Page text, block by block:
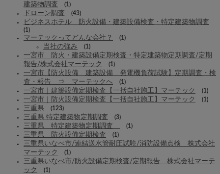
建築物調査
(1)
ドローン調査 (43)
ビジネスホテル 防火設備・建築設備検査・特定建築物調査
(1)
マーテックってどんな会社？ (1)
当社の強み (1)
一宮市 防火・建築設備定期検査・特定建築物定期調査/定期
報告/株式会社マーテック
(1)
一宮市【防火設備 建築設備 発電機負荷試験】定期調査・検
査・報告 ⇒ マーテックへ
(1)
一宮市｜建築設備定期検査【一括自社施工】マーテック (1)
一宮市｜防火設備定期検査【一括自社施工】マーテック (1)
三重県 (123)
三重県 特定建築物定期調査 (3)
三重県 特定建築物定期調査 (1)
三重県 防火設備定期検査 (1)
三重県いなべ市/連結送水管耐圧試験/消防設備点検 株式会社
マーテック
(1)
三重県いなべ市/防火設備定期検査/定期報告 株式会社マーテ
ック
(1)